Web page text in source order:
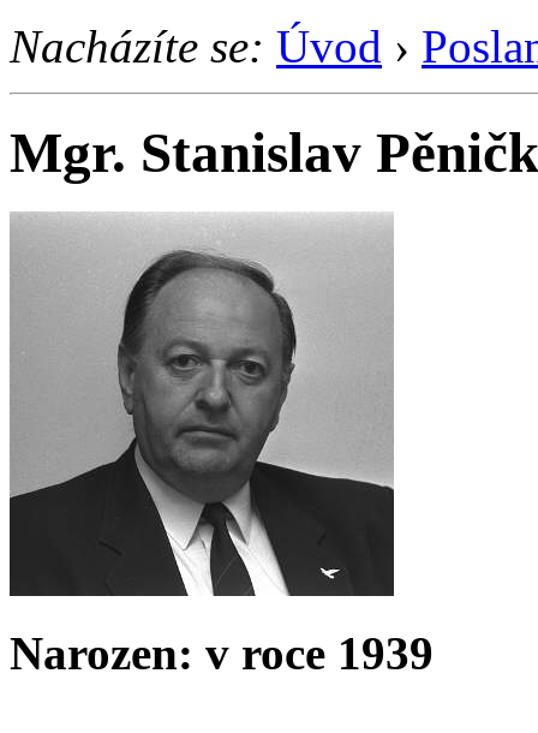
Nacházíte se: Úvod ›
Mgr. Stanislav
Narozen: v roce 1939